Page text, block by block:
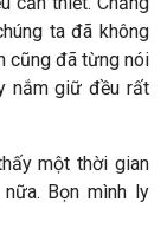
ta đã không
cũng đã từng nói
nắm giữ đều rất
một thời gian
Bọn mình ly